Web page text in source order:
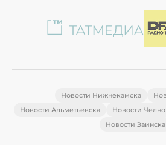
Новости Нижнекамска
Новости Альметьевска
Новости
Новости Заинска